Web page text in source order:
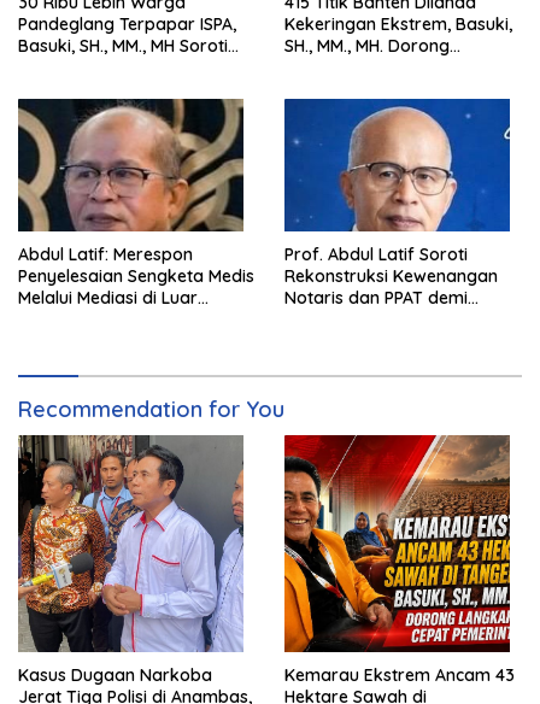
Pandeglang Terpapar ISPA,
Basuki, SH., MM., MH Soroti
Kekeringan Ekstrem, Basuki,
SH., MM., MH. Dorong
Abdul Latif: Merespon
Penyelesaian Sengketa Medis
Melalui Mediasi di Luar
Prof. Abdul Latif Soroti
Rekonstruksi Kewenangan
Notaris dan PPAT demi
Recommendation for You
Kasus Dugaan Narkoba
Jerat Tiga Polisi di Anambas,
Kemarau Ekstrem Ancam 43
Hektare Sawah di